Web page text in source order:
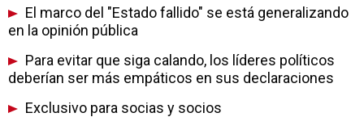
El marco del "Estado fallido" se está generalizando
en la opinión pública
Para evitar que siga calando, los líderes políticos
deberían ser más empáticos en sus declaraciones
Exclusivo para socias y socios